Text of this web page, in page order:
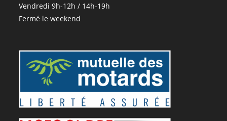
Vendredi 9h-12h / 14h-19h
Fermé le weekend